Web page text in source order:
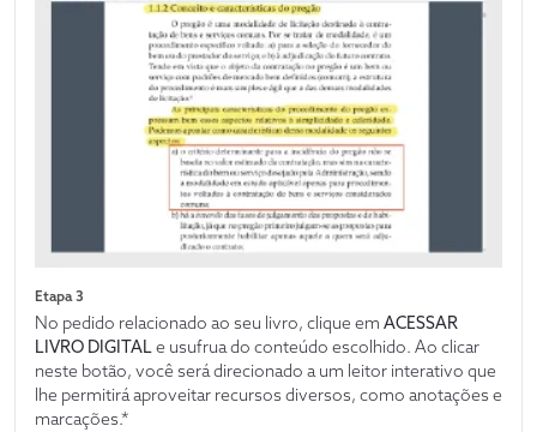
Etapa 3
No pedido relacionado ao seu livro, clique em ACESSAR
LIVRO DIGITALe usufrua do conteúdo escolhido. Ao clicar
neste botão, você será direcionado a um leitor interativo que
lhe permitirá aproveitar recursos diversos, como anotações e
marcações.*